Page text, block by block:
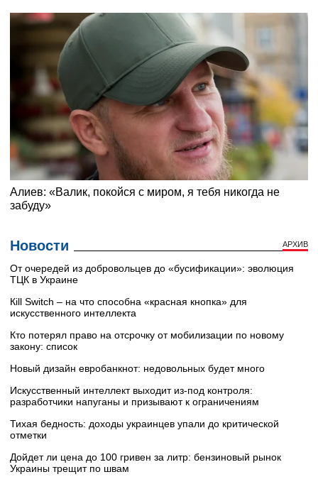
Новости АРХИВ
От очередей из добровольцев до «бусификации»: эволюция
ТЦК в Украине
Кill Switch – на что способна «красная кнопка» для
искусственного интеллекта
Кто потерял право на отсрочку от мобилизации по новому
закону: список
Новый дизайн евробанкнот: недовольных будет много
Искусственный интеллект выходит из-под контроля:
разработчики напуганы и призывают к ограничениям
Тихая бедность: доходы украинцев упали до критической
отметки
Дойдет ли цена до 100 гривен за литр: бензиновый рынок
Украины трещит по швам